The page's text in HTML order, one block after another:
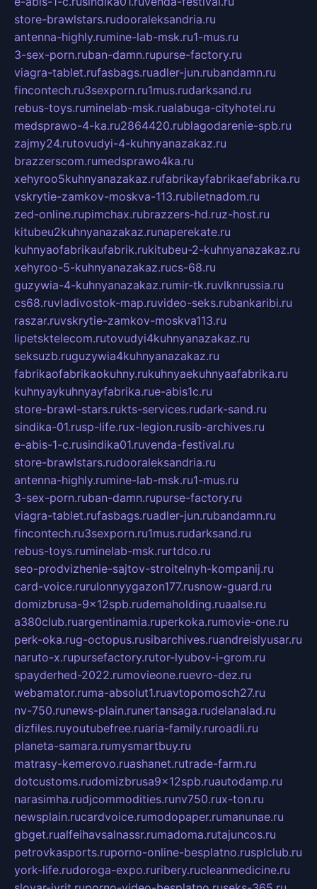
store-brawlstars.rudooraleksandria.ru
antenna-highly.rumine-lab-msk.ru1-mus.ru
3-sex-porn.ruban-damn.rupurse-factory.ru
viagra-tablet.rufasbags.ruadler-jun.rubandamn.ru
fincontech.ru3sexporn.ru1mus.rudarksand.ru
rebus-toys.ruminelab-msk.rualabuga-cityhotel.ru
medsprawo-4-ka.ru2864420.rublagodarenie-spb.ru
zajmy24.rutovudyi-4-kuhnyanazakaz.ru
brazzerscom.rumedsprawo4ka.ru
xehyroo5kuhnyanazakaz.rufabrikayfabrikaefabrika.ru
vskrytie-zamkov-moskva-113.rubiletnadom.ru
zed-online.rupimchax.rubrazzers-hd.ruz-host.ru
kitubeu2kuhnyanazakaz.runaperekate.ru
kuhnyaofabrikaufabrik.rukitubeu-2-kuhnyanazakaz.ru
xehyroo-5-kuhnyanazakaz.rucs-68.ru
guzywia-4-kuhnyanazakaz.rumir-tk.ruvlknrussia.ru
cs68.ruvladivostok-map.ruvideo-seks.rubankaribi.ru
raszar.ruvskrytie-zamkov-moskva113.ru
lipetsktelecom.rutovudyi4kuhnyanazakaz.ru
seksuzb.ruguzywia4kuhnyanazakaz.ru
fabrikaofabrikaokuhny.rukuhnyaekuhnyaafabrika.ru
kuhnyaykuhnyayfabrika.rue-abis1c.ru
store-brawl-stars.rukts-services.rudark-sand.ru
sindika-01.rusp-life.rux-legion.rusib-archives.ru
e-abis-1-c.rusindika01.ruvenda-festival.ru
store-brawlstars.rudooraleksandria.ru
antenna-highly.rumine-lab-msk.ru1-mus.ru
3-sex-porn.ruban-damn.rupurse-factory.ru
viagra-tablet.rufasbags.ruadler-jun.rubandamn.ru
fincontech.ru3sexporn.ru1mus.rudarksand.ru
rebus-toys.ruminelab-msk.rurtdco.ru
seo-prodvizhenie-sajtov-stroitelnyh-kompanij.ru
card-voice.rurulonnyygazon177.rusnow-guard.ru
domizbrusa-9x12spb.rudemaholding.ruaalse.ru
a380club.ruargentinamia.ruperkoka.rumovie-one.ru
perk-oka.rug-octopus.rusibarchives.ruandreislyusar.ru
naruto-x.rupursefactory.rutor-lyubov-i-grom.ru
spayderhed-2022.rumovieone.ruevro-dez.ru
webamator.ruma-absolut1.ruavtopomosch27.ru
nv-750.runews-plain.runertansaga.rudelanalad.ru
dizfiles.ruyoutubefree.ruaria-family.ruroadli.ru
planeta-samara.rumysmartbuy.ru
matrasy-kemerovo.ruashanet.rutrade-farm.ru
dotcustoms.rudomizbrusa9x12spb.ruautodamp.ru
narasimha.rudjcommodities.runv750.rux-ton.ru
newsplain.rucardvoice.rumodopaper.rumanunae.ru
gbget.rualfeihavsalnassr.rumadoma.rutajuncos.ru
petrovkasports.ruporno-online-besplatno.rusplclub.ru
york-life.rudoroga-expo.ruribery.rucleanmedicine.ru